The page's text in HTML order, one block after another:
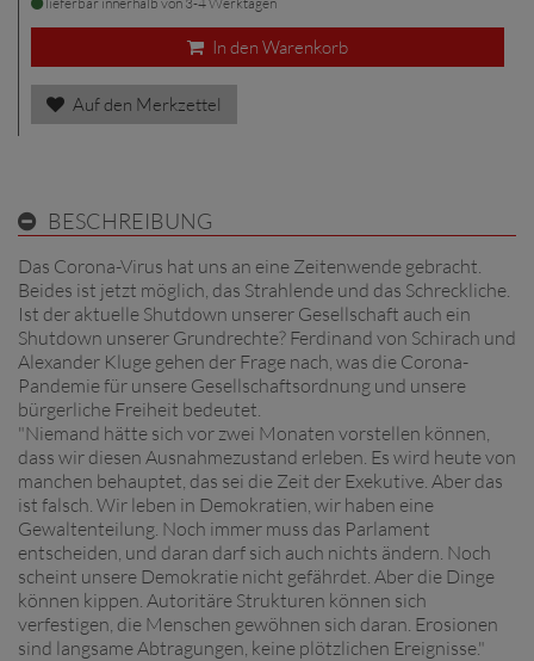
In den Warenkorb
Auf den Merkzettel
BESCHREIBUNG
Das Corona-Virus hat uns an eine Zeitenwende gebracht.
Beides ist jetzt möglich, das Strahlende und das Schreckliche.
Ist der aktuelle Shutdown unserer Gesellschaft auch ein
Shutdown unserer Grundrechte? Ferdinand von Schirach und
Alexander Kluge gehen der Frage nach, was die Corona-
Pandemie für unsere Gesellschaftsordnung und unsere
bürgerliche Freiheit bedeutet.
"Niemand hätte sich vor zwei Monaten vorstellen können,
dass wir diesen Ausnahmezustand erleben. Es wird heute von
manchen behauptet, das sei die Zeit der Exekutive. Aber das
ist falsch. Wir leben in Demokratien, wir haben eine
Gewaltenteilung. Noch immer muss das Parlament
entscheiden, und daran darf sich auch nichts ändern. Noch
scheint unsere Demokratie nicht gefährdet. Aber die Dinge
können kippen. Autoritäre Strukturen können sich
verfestigen, die Menschen gewöhnen sich daran. Erosionen
sind langsame Abtragungen, keine plötzlichen Ereignisse."